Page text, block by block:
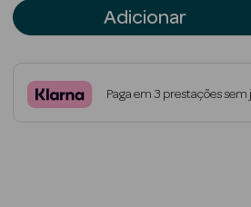
Adicionar
Paga em 3 prestações